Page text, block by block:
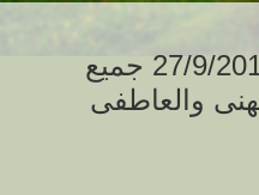
حظك اليوم الخميس 27/9/2018 جميع
والعاطفى